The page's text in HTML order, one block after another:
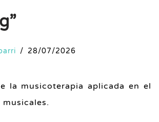
28/07/2026
la musicoterapia aplicada en el
musicales.